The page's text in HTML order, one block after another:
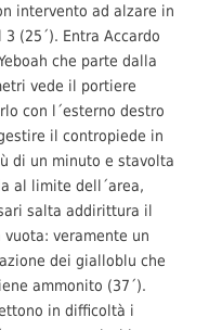
intervento ad alzare in
(25´). Entra Accardo
che parte dalla
vede il portiere
con l´esterno destro
il contropiede in
di un minuto e stavolta
al limite dell´area,
salta addirittura il
veramente un
dei gialloblu che
ammonito (37´).
in difficoltà i